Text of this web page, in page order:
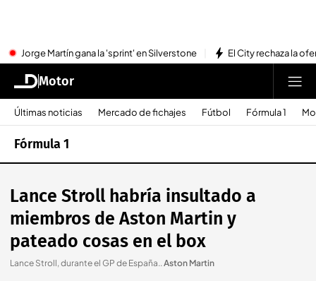
Jorge Martín gana la 'sprint' en Silverstone El City rechaza la
Motor
Últimas noticias Mercado de fichajes Fútbol Fórmula 1
Fórmula 1
Lance Stroll habría insultado a
miembros de Aston Martin y
pateado cosas en el box
Lance Stroll, durante el GP de España..Aston Martin